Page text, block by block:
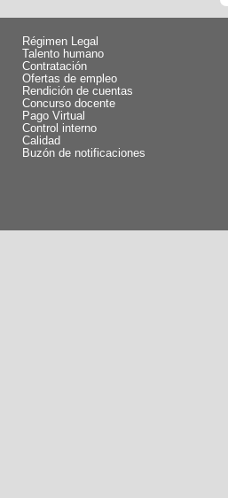
Régimen Legal
Talento humano
Contratación
Ofertas de empleo
Rendición de cuentas
Concurso docente
Pago Virtual
Control interno
Calidad
Buzón de notificaciones